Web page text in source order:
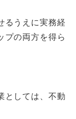
るうえに実務経
プの両方を得ら
としては、不動